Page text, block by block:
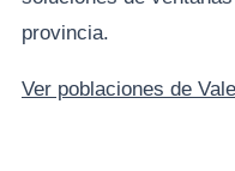
provincia.
Ver poblaciones de